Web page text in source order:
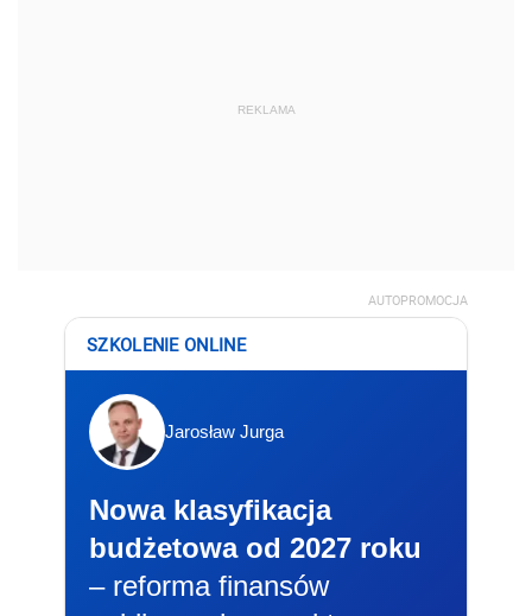
REKLAMA
AUTOPROMOCJA
SZKOLENIE ONLINE
Jarosław Jurga
Nowa klasyfikacja
budżetowa od 2027 roku
– reforma finansów